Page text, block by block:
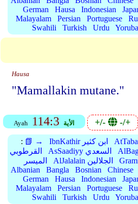
German
Hausa Indonesian
Malayalam
Persian Portuguese
Swahili
Turkish Urdu Yoruba
Hausa
"Mamallakin mutane."
Ayah 114:3 الأية +/- -/+
: 📗 → IbnKathir ابن كثير
القرطوبي
AsSaadiyy السعدي
الميسر
AlJalalain الجلالين
Albanian
Bangla Bosnian Chinese
German
Hausa Indonesian
Malayalam
Persian Portuguese
Swahili
Turkish Urdu Yoruba